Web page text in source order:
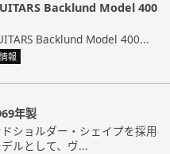
Backlund Model 400
Backlund Model 400...
報
年製
ショルダー・シェイプを採用
ルとして、ヴ...